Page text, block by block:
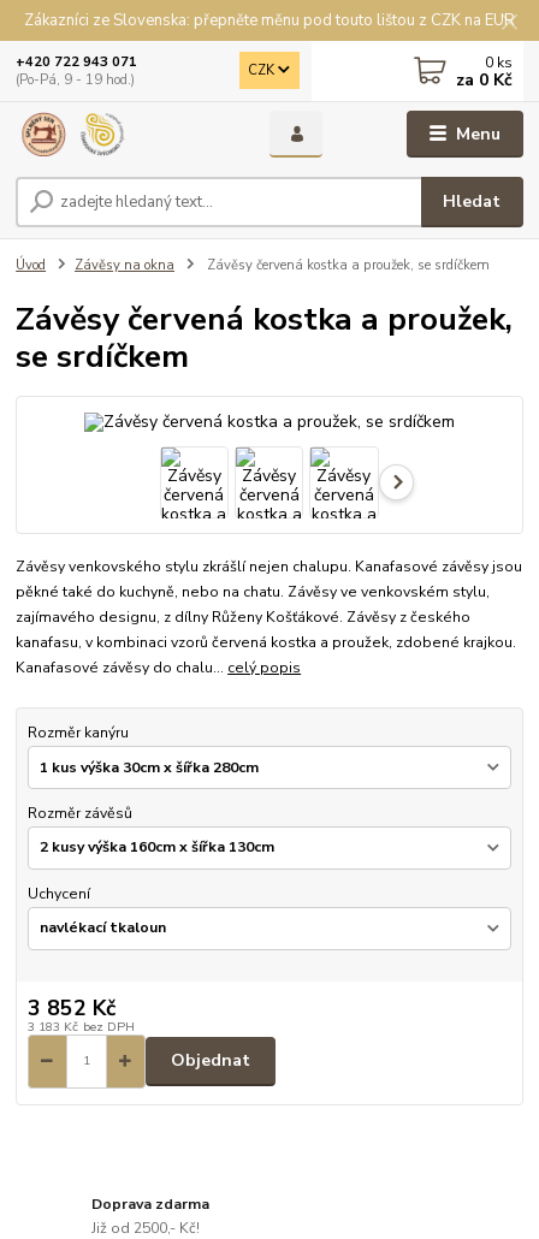
Zákazníci ze Slovenska: přepněte měnu pod touto lištou z CZK na EUR
Menu
CZK
Hledat
+420 722 943 071
(Po-Pá, 9 - 19 hod.)
0 ks
za 0 Kč
Úvod Závěsy na okna Závěsy červená kostka a proužek, se srdíčkem
Závěsy červená kostka a proužek,
se srdíčkem
Závěsy venkovského stylu zkrášlí nejen chalupu. Kanafasové závěsy jsou
pěkné také do kuchyně, nebo na chatu. Závěsy ve venkovském stylu,
zajímavého designu, z dílny Růženy Košťákové. Závěsy z českého
kanafasu, v kombinaci vzorů červená kostka a proužek, zdobené krajkou.
Kanafasové závěsy do chalu... celý popis
Rozměr kanýru
Rozměr závěsů
Uchycení
3 852 Kč
3 183 Kč bez DPH
Objednat
Doprava zdarma
Již od 2500,- Kč!